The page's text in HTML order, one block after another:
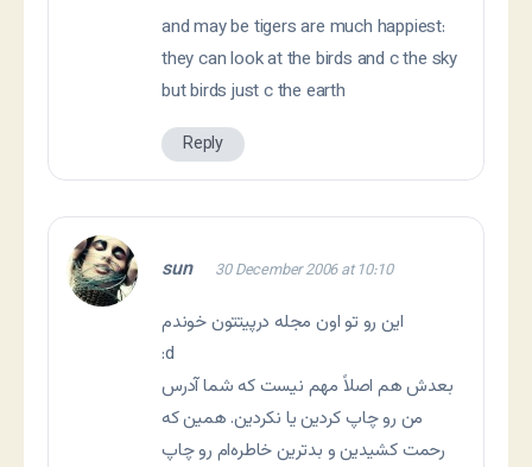
and may be tigers are much happiest:
they can look at the birds and c the sky
but birds just c the earth
Reply
sun 30 December 2006 at 10:10
اين رو تو اون مجله درپيتتون خوندم
:d
بعدش هم اصلاً مهم نيست که شما آدرس
من رو چاپ کردين يا نکردين. همین که
رحمت کشیدين و بدترین خاطره‌ام رو چاپ